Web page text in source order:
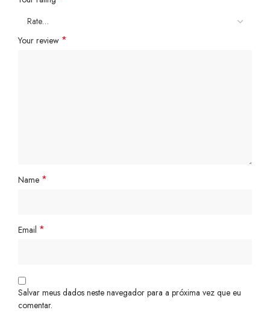
Your review *
Name *
Email *
Salvar meus dados neste navegador para a próxima vez que eu
comentar.